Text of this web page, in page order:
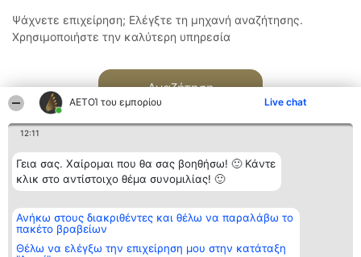
ΑΕΤΟΊ του εμπορίου Live chat
12:11
Γεια σας. Χαίρομαι που θα σας βοηθήσω! 🙂 Κάντε
κλικ στο αντίστοιχο θέμα συνομιλίας! 🙂
Ανήκω στους διακριθέντες και θέλω να παραλάβω το
πακέτο βραβείων
Θέλω να ελέγξω την επιχείρηση μου στην κατάταξη
Ψάχνετε επιχείρηση; Ελέγξτε τη μηχανή αναζήτησης.
Χρησιμοποιήστε την καλύτερη υπηρεσία
Αναζήτηση
Διοργανωτής της
κατάταξης
BEAUTIFUL COMPANY
ΤΗΛ. ΕΠΙΚΟΙΝΩΝΙΑΣ:
Κατάταξη
Διακριθέντες
των
διακριθέντων
Επικοινωνία
Επικοινωνία